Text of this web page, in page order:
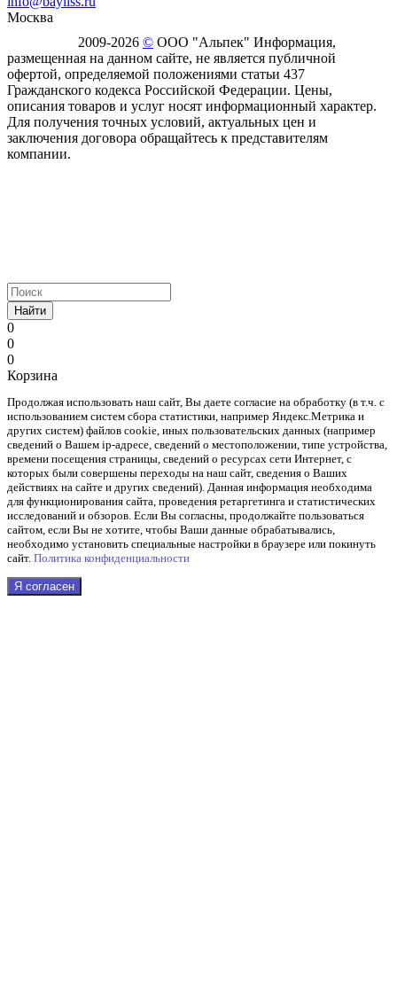
Москва
2009-2026 © ООО "Альпек" Информация,
размещенная на данном сайте, не является публичной
офертой, определяемой положениями статьи 437
Гражданского кодекса Российской Федерации. Цены,
описания товаров и услуг носят информационный характер.
Для получения точных условий, актуальных цен и
заключения договора обращайтесь к представителям
компании.
Найти
0
0
0
Корзина
Продолжая использовать наш cайт, Вы даете согласие на обработку (в т.ч. с
использованием систем сбора статистики, например Яндекс.Метрика и
других систем) файлов cookie, иных пользовательских данных (например
сведений о Вашем ip-адресе, сведений о местоположении, типе устройства,
времени посещения страницы, сведений о ресурсах сети Интернет, с
которых были совершены переходы на наш сайт, сведения о Ваших
действиях на сайте и других сведений). Данная информация необходима
для функционирования сайта, проведения ретаргетинга и статистических
исследований и обзоров. Если Вы согласны, продолжайте пользоваться
сайтом, если Вы не хотите, чтобы Ваши данные обрабатывались,
необходимо установить специальные настройки в браузере или покинуть
сайт. Политика конфиденциальности
Я согласен